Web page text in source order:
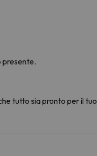
presente.
tutto sia pronto per il tuo